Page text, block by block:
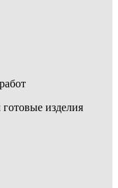
изделия